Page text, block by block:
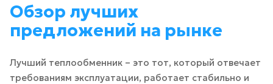
Обзор лучших
предложений на рынке
Лучший теплообменник – это тот, который отвечает
требованиям эксплуатации, работает стабильно и